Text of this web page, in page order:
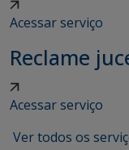
Acessar serviço
Reclame
Acessar serviço
Ver todos os